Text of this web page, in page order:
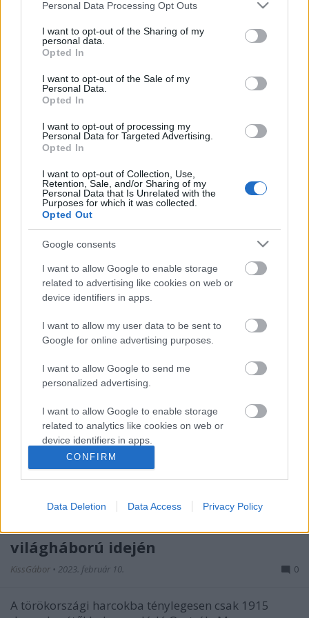
Please note that this website/app uses one or more Google
not limited to your visit or usage behaviour. You may click to
grant or deny consent to Google and its third-party tags to
use your data for below specified purposes in below Google
consent section.
Personal Data Processing Opt Outs
I want to opt-out of the Sharing of my
personal data.
Opted In
I want to opt-out of the Sale of my
Personal Data.
Opted In
I want to opt-out of processing my
Personal Data for Targeted Advertising.
Opted In
I want to opt-out of Collection, Use,
Retention, Sale, and/or Sharing of my
Personal Data that Is Unrelated with the
Purposes for which it was collected.
Opted Out
Google consents
I want to allow Google to enable storage
related to advertising like cookies on web or
device identifiers in apps.
I want to allow my user data to be sent to
Google for online advertising purposes.
I want to allow Google to send me
personalized advertising.
I want to allow Google to enable storage
related to analytics like cookies on web or
device identifiers in apps.
I want to allow Google to enable storage
related to functionality of the website or app.
I want to allow Google to enable storage
I want to allow Google to enable storage
related to security, including authentication
CONFIRM
Data Deletion Data Access Privacy Policy
A Vörös Félhold támogatása és a
Gambrinus korsó
FodorGábor•2023. március 18.
Türkçe A 2023. február 6-án Délkelet-
Törökországban történt elemi erejű földrengés után
világszerte, így hazánkban is adomány- és
segélygyűjtő akciók sora kezdődött a fedél nélkül
maradt túlélők megsegítésére. Az állami és civil
szervezetek által indított széleskörű jótékonysági
Cs. és kir. egészségügyi intézmények
világháború idején
KissGábor • 2023. február 10. 0
A törökországi harcokba ténylegesen csak 1915